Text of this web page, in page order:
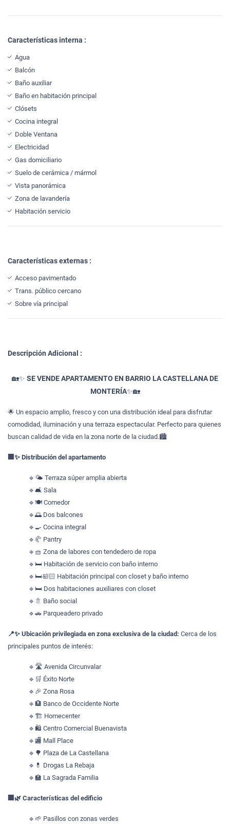
Características interna :
Agua
Balcón
Baño auxiliar
Baño en habitación principal
Clósets
Cocina integral
Doble Ventana
Electricidad
Gas domiciliario
Suelo de cerámica / mármol
Vista panorámica
Zona de lavandería
Habitación servicio
Características externas :
Acceso pavimentado
Trans. público cercano
Sobre vía principal
Descripción Adicional :
🏡✨ SE VENDE APARTAMENTO EN BARRIO LA CASTELLANA DE
MONTERÍA✨🏡
🌟 Un espacio amplio, fresco y con una distribución ideal para disfrutar
comodidad, iluminación y una terraza espectacular. Perfecto para quienes
buscan calidad de vida en la zona norte de la ciudad.🏙️
🏢✨ Distribución del apartamento
🔹🌤️ Terraza súper amplia abierta
🔹🛋️ Sala
🔹🍽️ Comedor
🔹🌅 Dos balcones
🔹🍳 Cocina integral
🔹🥐 Pantry
🔹🧺 Zona de labores con tendedero de ropa
🔹🛏️ Habitación de servicio con baño interno
🔹🛏️🛀🏻 Habitación principal con closet y baño interno
🔹🛏️ Dos habitaciones auxiliares con closet
🔹🚿 Baño social
🔹🚗 Parqueadero privado
📍✨ Ubicación privilegiada en zona exclusiva de la ciudad: Cerca de los
principales puntos de interés:
🔹🛣️ Avenida Circunvalar
🔹🛒 Éxito Norte
🔹🎉 Zona Rosa
🔹🏦 Banco de Occidente Norte
🔹🏗️ Homecenter
🔹🛍️ Centro Comercial Buenavista
🔹🏬 Mall Place
🔹🌳 Plaza de La Castellana
🔹💊 Drogas La Rebaja
🔹🏫 La Sagrada Familia
🏢🌿 Características del edificio
🔹🌱 Pasillos con zonas verdes